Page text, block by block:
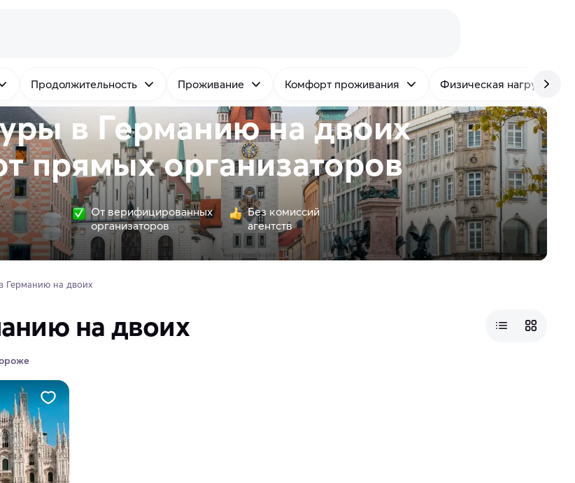
Продолжительность Проживание Комфорт проживания Физическая нагрузка
в Германию на двоих
прямыхорганизаторов
От верифицированных
организаторов
Без комиссий
агентств
Германию на двоих
на двоих